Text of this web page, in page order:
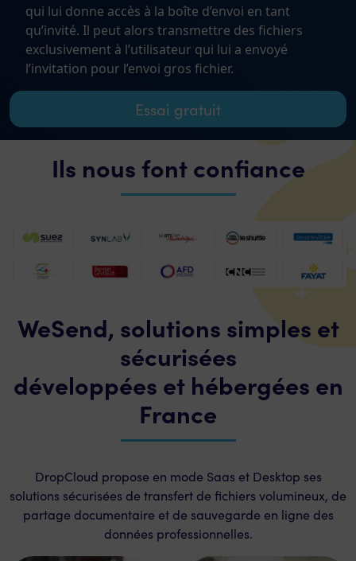
qui lui donne accès à la boîte d’envoi en tant
qu’invité. Il peut alors transmettre des fichiers
exclusivement à l’utilisateur qui lui a envoyé
l’invitation pour l’envoi gros fichier.
Essai gratuit
Ils nous font confiance
WeSend, solutions simples et
sécurisées
développées et hébergées en
France
DropCloud propose en mode Saas et Desktop ses
solutions sécurisées de transfert de fichiers volumineux, de
partage documentaire et de sauvegarde en ligne des
données professionnelles.